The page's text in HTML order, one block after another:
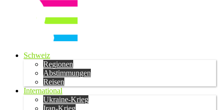
Schweiz
Regionen
Abstimmungen
Reisen
International
Ukraine-Krieg
Iran-Krieg